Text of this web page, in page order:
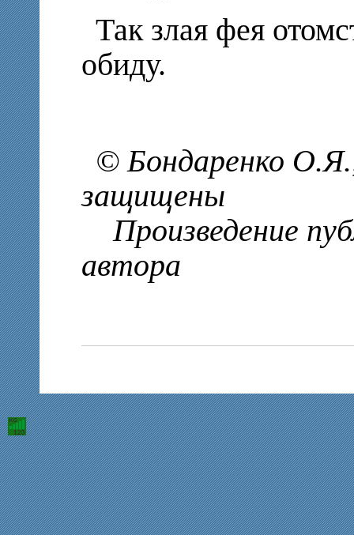
Так злая фея
обиду.
© Бондаренко
защищены
Произведение
автора